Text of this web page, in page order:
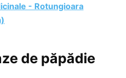
- Rotungioara
de păpădie